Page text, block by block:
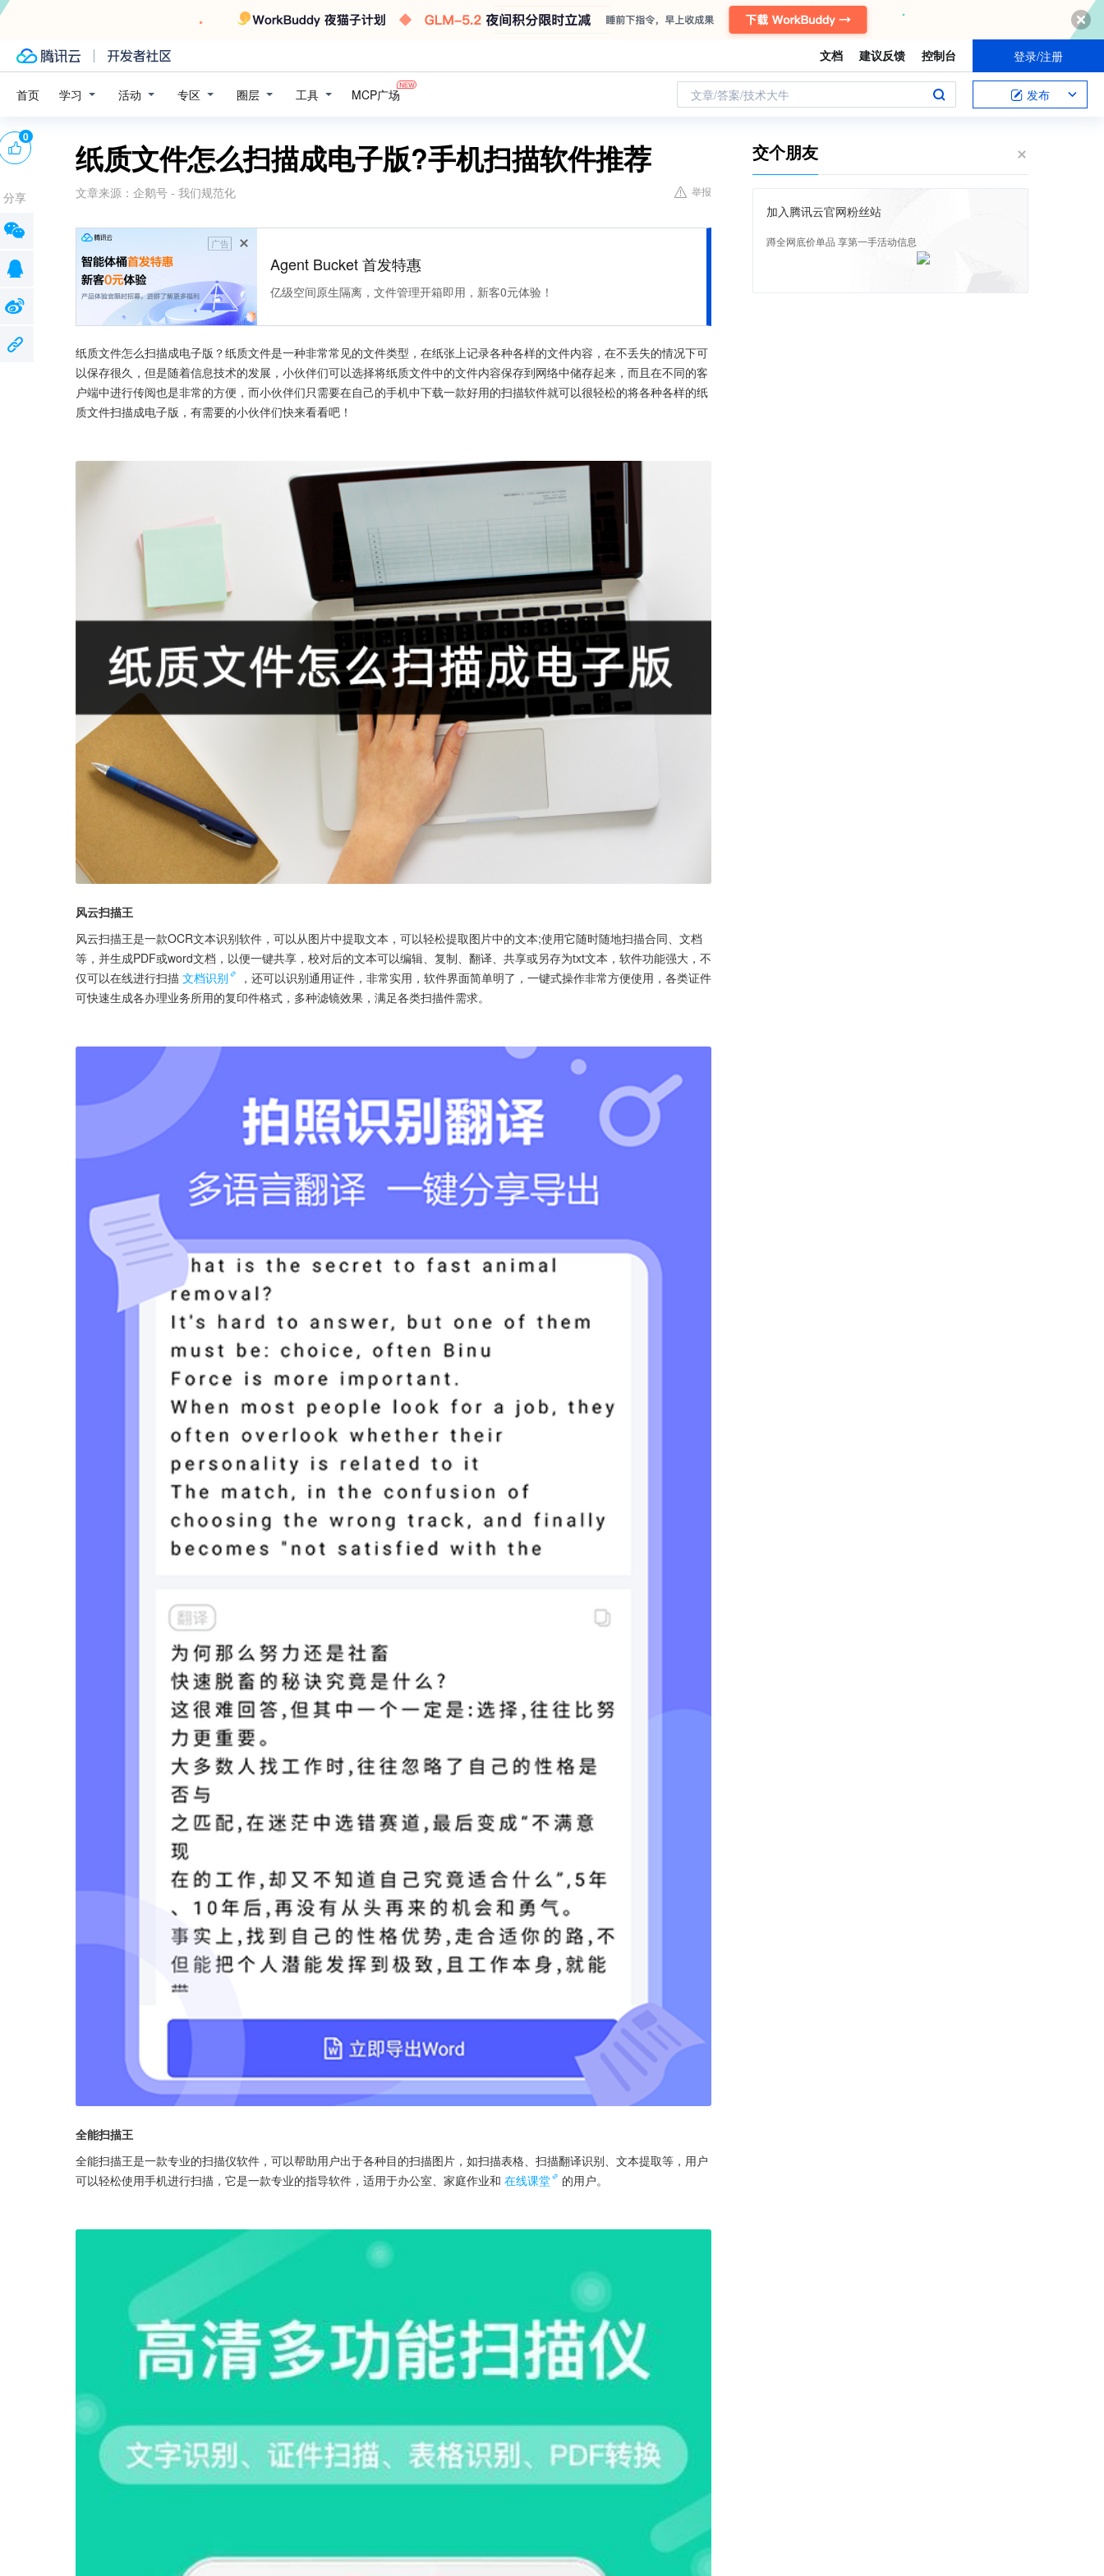
文档 建议反馈 控制台 登录/注册
首页 学习 活动 专区 圈层 工具 MCP广场 文章/答案/技术大牛 发布
纸质文件怎么扫描成电子版?手机扫描软件推荐
文章来源： 企鹅号 - 我们规范化 举报
广告
Agent Bucket 首发特惠
亿级空间原生隔离，文件管理开箱即用，新客0元体验！
纸质文件怎么扫描成电子版？纸质文件是一种非常常见的文件类型，在纸张上记录各种各样的文件内容，在不丢失的情况下可
以保存很久，但是随着信息技术的发展，小伙伴们可以选择将纸质文件中的文件内容保存到网络中储存起来，而且在不同的客
户端中进行传阅也是非常的方便，而小伙伴们只需要在自己的手机中下载一款好用的扫描软件就可以很轻松的将各种各样的纸
质文件扫描成电子版，有需要的小伙伴们快来看看吧！
风云扫描王
风云扫描王是一款OCR文本识别软件，可以从图片中提取文本，可以轻松提取图片中的文本;使用它随时随地扫描合同、文档
等，并生成PDF或word文档，以便一键共享，校对后的文本可以编辑、复制、翻译、共享或另存为txt文本，软件功能强大，不
仅可以在线进行扫描 文档识别
，还可以识别通用证件，非常实用，软件界面简单明了，一键式操作非常方便使用，各类证件
可快速生成各办理业务所用的复印件格式，多种滤镜效果，满足各类扫描件需求。
全能扫描王
全能扫描王是一款专业的扫描仪软件，可以帮助用户出于各种目的扫描图片，如扫描表格、扫描翻译识别、文本提取等，用户
可以轻松使用手机进行扫描，它是一款专业的指导软件，适用于办公室、家庭作业和 在线课堂 的用户。
0
分享
交个朋友
加入腾讯云官网粉丝站
蹲全网底价单品 享第一手活动信息